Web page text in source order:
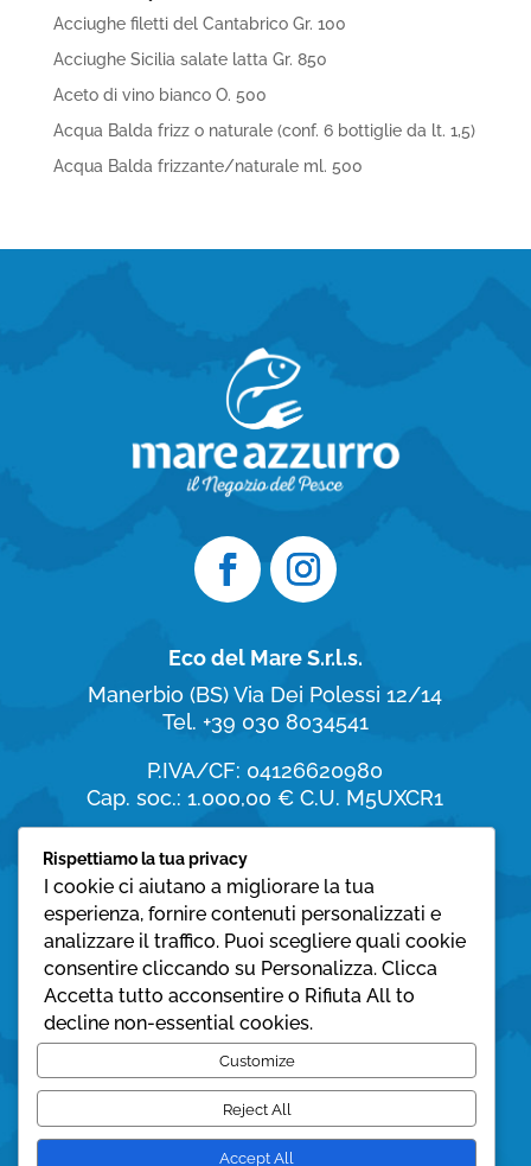
Acciughe filetti del Cantabrico Gr. 100
Acciughe Sicilia salate latta Gr. 850
Aceto di vino bianco O. 500
Acqua Balda frizz o naturale (conf. 6 bottiglie da lt. 1,5)
Acqua Balda frizzante/naturale ml. 500
Eco del Mare S.r.l.s.
Manerbio (BS)Via Dei Polessi 12/14
Tel. +39 030 8034541
P.IVA/CF: 04126620980
Cap. soc.: 1.000,00 €C.U. M5UXCR1
Orari di apertura
dal Lunedì al Sabato:
8:30 – 19:30
Domenica:
08:30 – 12:30
Privacy policy
Cookie policy
Rispettiamo la tua privacy
I cookie ci aiutano a migliorare la tua
esperienza, fornire contenuti personalizzati e
analizzare il traffico. Puoi scegliere quali cookie
consentire cliccando su Personalizza. Clicca
Accetta tutto acconsentire o Rifiuta All to
decline non-essential cookies.
Customize
Reject All
Accept All